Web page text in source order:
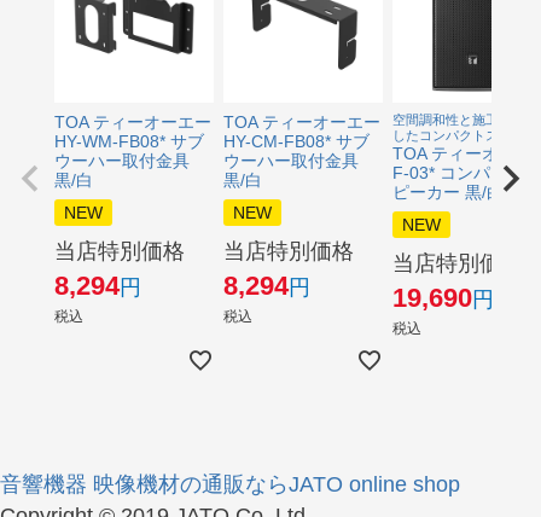
TOA ティーオーエー
HY-WM-FB08* サブ
ウーハー取付金具
黒/白
NEW
当店特別価格
8,294
税込
TOA ティーオーエー
HY-CM-FB08* サブ
ウーハー取付金具
黒/白
NEW
当店特別価格
8,294
税込
空間調和性と施工性を両
したコンパクトスピーカ
TOA ティーオーエ
F-03* コンパクトス
ピーカー 黒/白
NEW
当店特別価格
19,690
税込
音響機器 映像機材の通販ならJATO online shop